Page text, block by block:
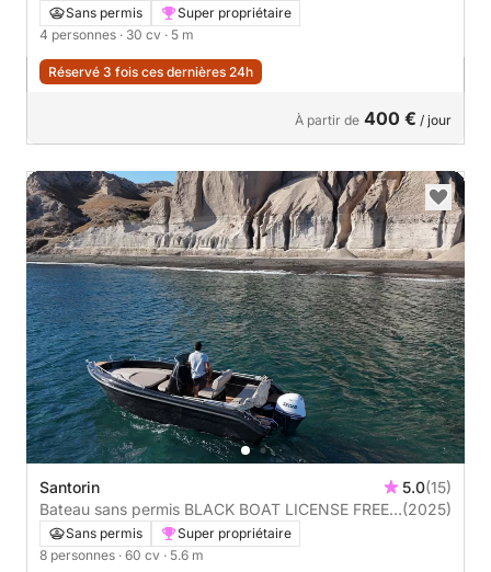
Sans permis
Super propriétaire
4 personnes · 30 cv · 5 m
Réservé 3 fois ces dernières 24h
À partir de 400 € / jour
Santorin 5.0(15)
Bateau sans permis BLACK BOAT LICENSE FREE
60cv
(2025)
Sans permis
Super propriétaire
8 personnes · 60 cv · 5.6 m